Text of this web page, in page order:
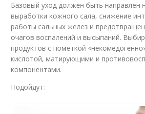
Базовый уход должен быть направлен
выработки кожного сала, снижение
работы сальных желез и
очагов воспалений и высыпаний.
продуктов с пометкой
кислотой, матирующими и
компонентами.
Подойдут: